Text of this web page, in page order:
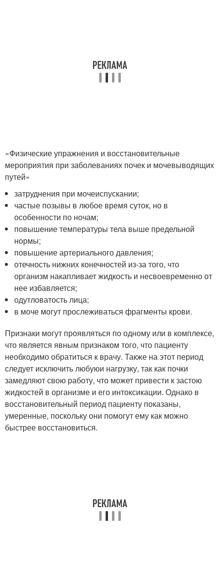
«Физические упражнения и восстановительные
мероприятия при заболеваниях почек и мочевыводящих
путей»
затруднения при мочеиспускании;
частые позывы в любое время суток, но в
особенности по ночам;
повышение температуры тела выше предельной
нормы;
повышение артериального давления;
отечность нижних конечностей из-за того, что
организм накапливает жидкость и несвоевременно от
нее избавляется;
одутловатость лица;
в моче могут прослеживаться фрагменты крови.
Признаки могут проявляться по одному или в комплексе,
что является явным признаком того, что пациенту
необходимо обратиться к врачу. Также на этот период
следует исключить любуюи нагрузку, так как почки
замедляют свою работу, что может привести к застою
жидкостей в организме и его интоксикации. Однако в
восстановительный период пациенту показаны,
умеренные, поскольку они помогут ему как можно
быстрее восстановиться.